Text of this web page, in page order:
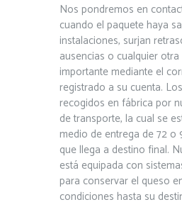
Nos pondremos en
cuando el paquete haya
instalaciones, surjan
ausencias o cualquier
importante mediante el
registrado a su cuenta.
recogidos en fábrica por
de transporte, la cual se
medio de entrega de 72 o
que llega a destino final.
está equipada con
para conservar el queso
condiciones hasta su